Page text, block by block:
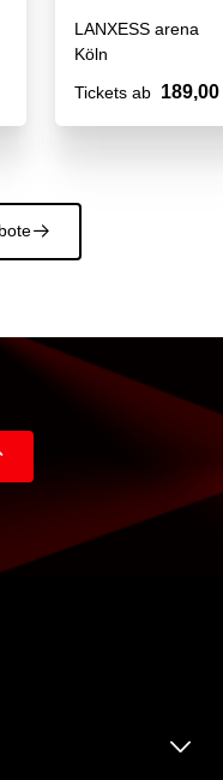
LANXESS arena
Köln
Tickets ab 189,00
􀄫
􀆈